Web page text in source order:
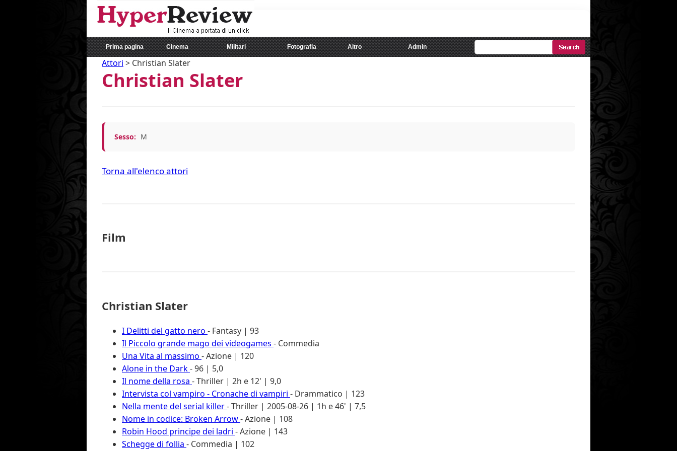
Prima pagina Cinema Militari Fotografia Altro Admin
Attori > Christian Slater
Christian Slater
Sesso: M
Torna all'elenco attori
Film
Christian Slater
I Delitti del gatto nero - Fantasy | 93
Il Piccolo grande mago dei videogames - Commedia
Una Vita al massimo - Azione | 120
Alone in the Dark- 96 | 5,0
Il nome della rosa - Thriller | 2h e 12' | 9,0
Intervista col vampiro - Cronache di vampiri - Drammatico | 123
Nella mente del serial killer- Thriller | 2005-08-26 | 1h e 46' | 7,5
Nome in codice: Broken Arrow- Azione | 108
Robin Hood principe dei ladri - Azione | 143
Schegge di follia - Commedia | 102